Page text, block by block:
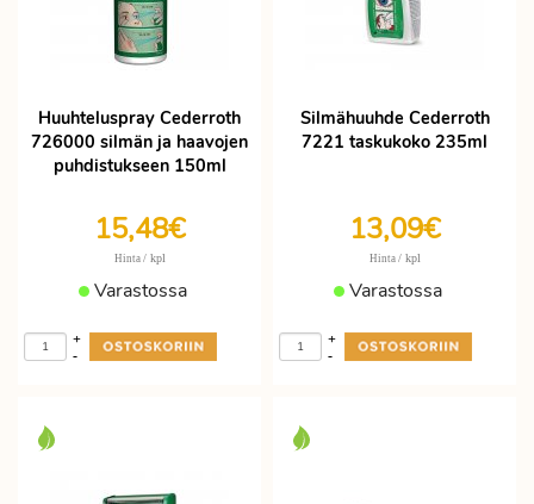
Huuhteluspray Cederroth
726000 silmän ja haavojen
puhdistukseen 150ml
15,48€
Hinta / kpl
Varastossa
-
+
Silmähuuhde Cederroth
7221 taskukoko 235ml
13,09€
Hinta / kpl
Varastossa
-
+